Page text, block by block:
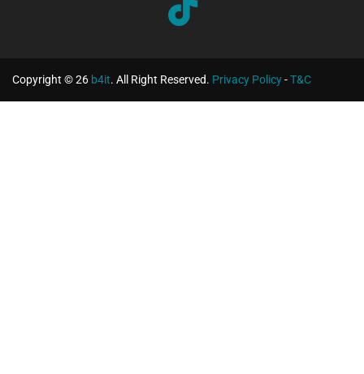
Copyright © 26 b4it. All Right Reserved. Privacy Policy-T&C